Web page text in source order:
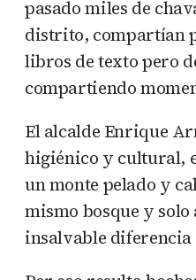
pasado miles de
distrito, compartían
libros de texto pero
compartiendo
El alcalde Enrique
higiénico y cultural,
un monte pelado y
mismo bosque y
insalvable diferencia